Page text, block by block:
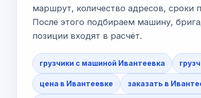
маршрут, количество адресов, сроки
После этого подбираем машину,
позиции входят в расчёт.
грузчики с машиной Ивантеевка
цена в Ивантеевке заказать в